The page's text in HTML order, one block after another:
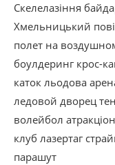
Скелелазіння
Хмельницький
полет на
боулдеринг крос-
каток льодова
ледовой дворец
волейбол атракціон
клуб лазертаг
парашут